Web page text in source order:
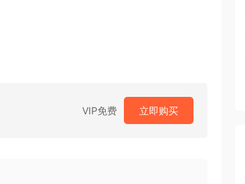
VIP免费 立即购买